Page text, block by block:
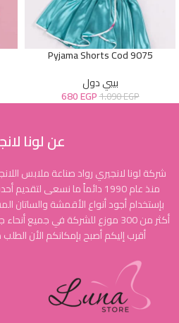
Pyjama Shorts Cod 9075
بيبي دول
1.090EGP
680EGP
عن لونا
شركة لونا لانجيري رواد صناعة ملابس
منذ عام 1990 دائماً ما نسعى
بإستخدام أجود أنواع الأقمشة والساتان
أكثر من 300 موزع للشركة في
أقرب إليكم أصبح بإمكانكم الأن